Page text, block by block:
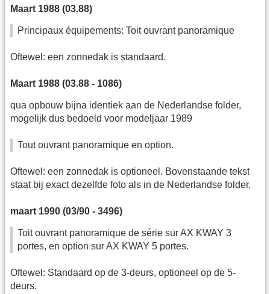
Maart 1988 (03.88)
Principaux équipements: Toit ouvrant panoramique
Oftewel: een zonnedak is standaard.
Maart 1988 (03.88 - 1086)
qua opbouw bijna identiek aan de Nederlandse folder,
mogelijk dus bedoeld voor modeljaar 1989
Tout ouvrant panoramique en option.
Oftewel: een zonnedak is optioneel. Bovenstaande tekst
staat bij exact dezelfde foto als in de Nederlandse folder.
maart 1990 (03/90 - 3496)
Toit ouvrant panoramique de série sur AX KWAY 3
portes, en option sur AX KWAY 5 portes.
Oftewel: Standaard op de 3-deurs, optioneel op de 5-
deurs.